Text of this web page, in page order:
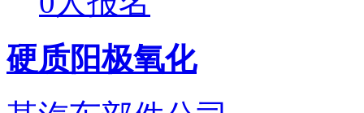
硬质阳极氧化